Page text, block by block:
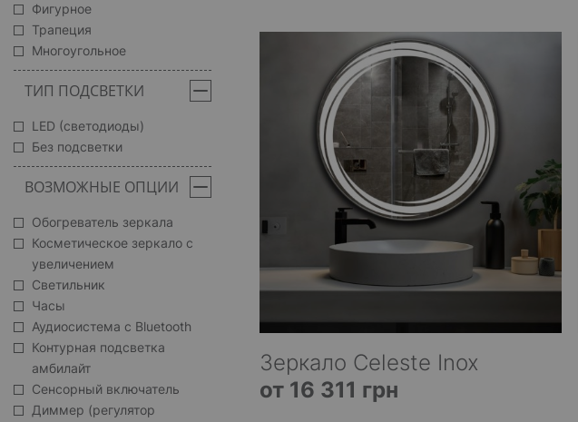
Фигурное
Трапеция
Многоугольное
ТИП ПОДСВЕТКИ
LED (светодиоды)
Без подсветки
ВОЗМОЖНЫЕ ОПЦИИ
Обогреватель зеркала
Косметическое зеркало с
увеличением
Светильник
Часы
Аудиосистема с Bluetooth
Контурная подсветка
амбилайт
Сенсорный включатель
Диммер (регулятор
Зеркало Celeste Inox
от 16 311 грн